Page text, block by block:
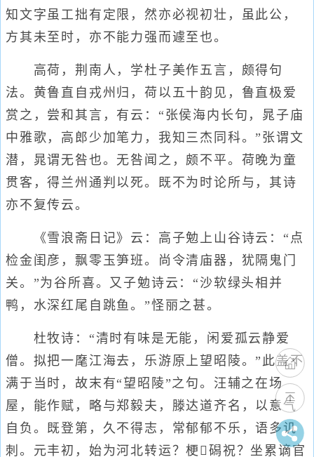
知文字虽工拙有定限，然亦必视初壮，虽此公，
方其未至时，亦不能力强而遽至也。
高荷，荆南人，学杜子美作五言，颇得句
法。黄鲁直自戎州归，荷以五十韵见，鲁直极爱
赏之，尝和其言，有云：“张侯海内长句，晁子庙
中雅歌，高郎少加笔力，我知三杰同科。”张谓文
潜，晁谓无咎也。无咎闻之，颇不平。荷晚为童
贯客，得兰州通判以死。既不为时论所与，其诗
亦不复传云。
《雪浪斋日记》云：高子勉上山谷诗云：“点
检金闺彦，飘零玉笋班。尚令清庙器，犹隔鬼门
关。”为谷所喜。又子勉诗云：“沙软绿头相并
鸭，水深红尾自跳鱼。”怪丽之甚。
杜牧诗：“清时有味是无能，闲爱孤云静爱
僧。拟把一麾江海去，乐游原上望昭陵。”此盖不
满于当时，故末有“望昭陵”之句。汪辅之在场
屋，能作赋，略与郑毅夫，滕达道齐名，以意气
自负。既登第，久不得志，常郁郁不乐，语多讥
刺。元丰初，始为河北转运？梗磶祝？坐累谪官